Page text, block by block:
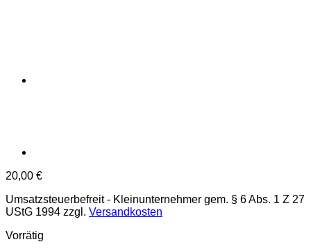
20,00 €
Umsatzsteuerbefreit - Kleinunternehmer gem. § 6 Abs. 1 Z 27
UStG 1994 zzgl. Versandkosten
Vorrätig